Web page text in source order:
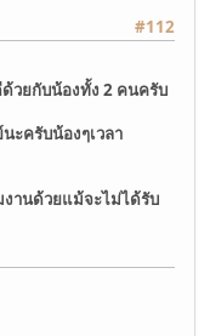
#112
วยกับน้องทั้ง 2 คนครับ
ะครับน้องๆเวลา
านด้วยแม้จะไม่ได้รับ